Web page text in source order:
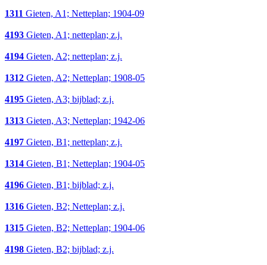
1311 Gieten, A1; Netteplan; 1904-09
4193 Gieten, A1; netteplan; z.j.
4194 Gieten, A2; netteplan; z.j.
1312 Gieten, A2; Netteplan; 1908-05
4195 Gieten, A3; bijblad; z.j.
1313 Gieten, A3; Netteplan; 1942-06
4197 Gieten, B1; netteplan; z.j.
1314 Gieten, B1; Netteplan; 1904-05
4196 Gieten, B1; bijblad; z.j.
1316 Gieten, B2; Netteplan; z.j.
1315 Gieten, B2; Netteplan; 1904-06
4198 Gieten, B2; bijblad; z.j.